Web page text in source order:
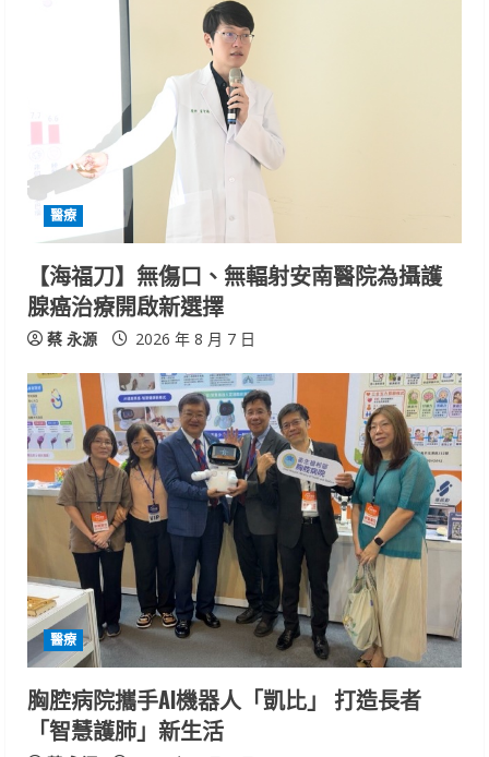
a
d
n
g
醫療
【海福刀】無傷口、無輻射安南醫院為攝護
腺癌治療開啟新選擇
蔡 永源 2026 年 8 月 7 日
醫療
胸腔病院攜手AI機器人「凱比」 打造長者
「智慧護肺」新生活